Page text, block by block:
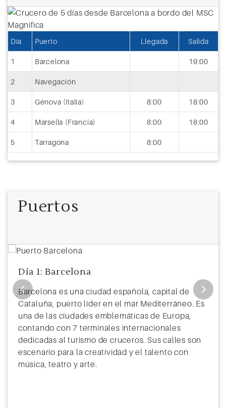
Día Puerto Llegada Salida
1 Barcelona 19:00
2 Navegación
3 Génova (Italia) 8:00 18:00
4 Marsella (Francia) 8:00 18:00
5 Tarragona 8:00
Puertos
Día 1: Barcelona
Barcelona es una ciudad española, capital de
Cataluña, puerto líder en el mar Mediterráneo. Es
una de las ciudades emblemáticas de Europa,
contando con 7 terminales internacionales
dedicadas al turismo de cruceros. Sus calles son
escenario para la creatividad y el talento con
música, teatro y arte.